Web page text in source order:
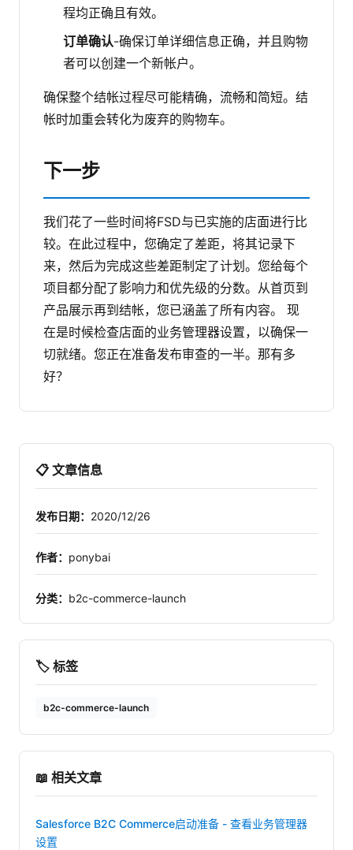
程均正确且有效。
订单确认-确保订单详细信息正确，并且购物
者可以创建一个新帐户。
确保整个结帐过程尽可能精确，流畅和简短。结
帐时加重会转化为废弃的购物车。
下一步
我们花了一些时间将FSD与已实施的店面进行比
较。在此过程中，您确定了差距，将其记录下
来，然后为完成这些差距制定了计划。您给每个
项目都分配了影响力和优先级的分数。从首页到
产品展示再到结帐，您已涵盖了所有内容。
现
在是时候检查店面的业务管理器设置，以确保一
切就绪。您正在准备发布审查的一半。那有多
好？
📋 文章信息
发布日期： 2020/12/26
作者： ponybai
分类： b2c-commerce-launch
🏷️ 标签
b2c-commerce-launch
📖 相关文章
Salesforce B2C Commerce启动准备 - 查看业务管理器
设置